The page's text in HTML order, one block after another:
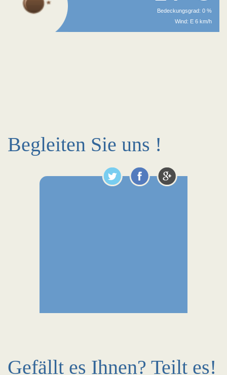
Bedeckungsgrad: 0 %
Wind: E 6 km/h
Begleiten Sie uns !
Gefällt es Ihnen? Teilt es!